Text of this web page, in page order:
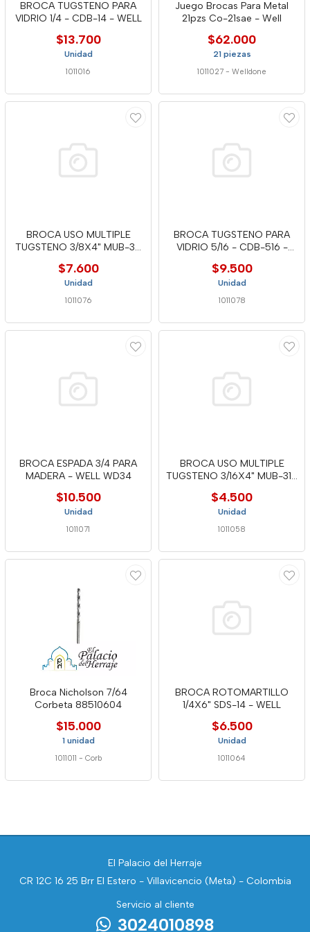
BROCA TUGSTENO PARA
VIDRIO 1/4 - CDB-14 - WELL
$13.700
Unidad
1011016
Juego Brocas Para Metal
21pzs Co-21sae - Well
$62.000
21 piezas
1011027 - Welldone
BROCA USO MULTIPLE
TUGSTENO 3/8X4" MUB-38
$7.600
Unidad
1011076
BROCA TUGSTENO PARA
VIDRIO 5/16 - CDB-516 -
$9.500
Unidad
1011078
BROCA ESPADA 3/4 PARA
MADERA - WELL WD34
$10.500
Unidad
1011071
BROCA USO MULTIPLE
TUGSTENO 3/16X4" MUB-316
$4.500
Unidad
1011058
Broca Nicholson 7/64
Corbeta 88510604
$15.000
1 unidad
1011011 - Corb
BROCA ROTOMARTILLO
1/4X6" SDS-14 - WELL
$6.500
Unidad
1011064
El Palacio del Herraje
CR 12C 16 25 Brr El Estero - Villavicencio (Meta) - Colombia
Servicio al cliente
3024010898